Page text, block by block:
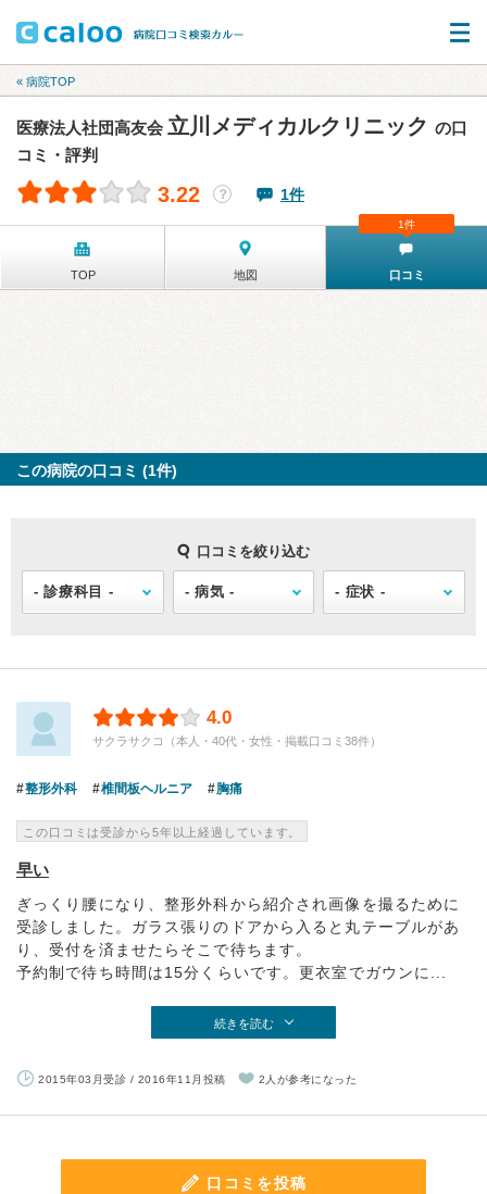
« 病院TOP
医療法人社団高友会 立川メディカルクリニック の口
コミ・評判
3.22 ？ 1件
TOP 地図 口コミ
1件
この病院の口コミ (1件)
口コミを絞り込む
4.0
サクラサクコ（本人・40代・女性・掲載口コミ38件）
整形外科 椎間板ヘルニア 胸痛
この口コミは受診から5年以上経過しています。
早い
ぎっくり腰になり、整形外科から紹介され画像を撮るために
受診しました。ガラス張りのドアから入ると丸テーブルがあ
り、受付を済ませたらそこで待ちます。
予約制で待ち時間は15分くらいです。更衣室でガウンに...
続きを読む
2015年03月受診 / 2016年11月投稿 2人が参考になった
口コミを投稿